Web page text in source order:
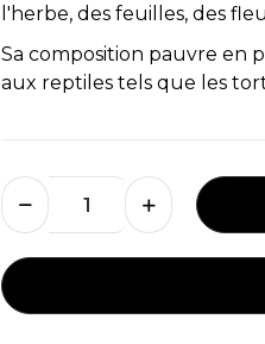
l'herbe, des feuilles, des
Sa composition pauvre en
aux reptiles tels que les